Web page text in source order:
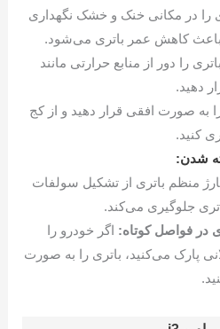
را در مکانی خنک و خشک نگهداری
باعث کاهش عمر باتری می‌شود.
باتری را دور از منابع حرارتی مانند
دهید.
به صورت افقی قرار دهید و از کج
کنید.
شدن:
منظم باتری از تشکیل سولفات
جلوگیری می‌کند.
در فواصل کوتاه: اگر خودرو را
پارک می‌کنید، باتری را به صورت